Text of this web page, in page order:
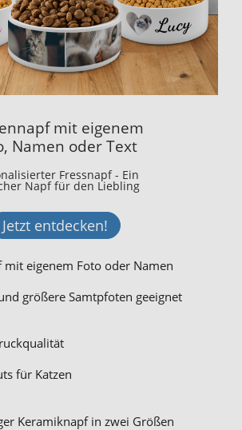
mit eigenem
Namen oder Text
Fressnapf - Ein
Napf für den Liebling
Jetzt entdecken!
mit eigenem Foto oder Namen
größere Samtpfoten geeignet
für Katzen
Keramiknapf in zwei Größen